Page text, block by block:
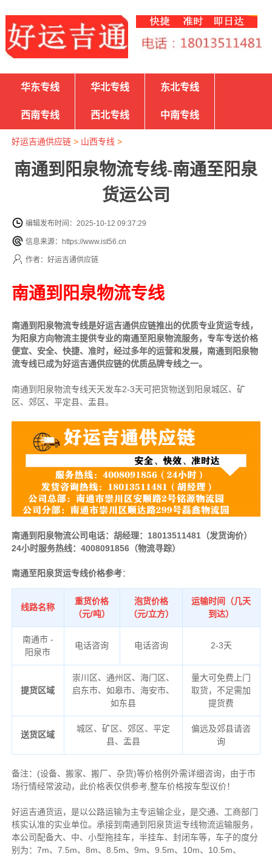
华东专线 华北专线 东北专线
西南专线 西北专线 中南专线
好运吉通供应链> 山西专线 >
南通到阳泉物流专线-南通至阳泉
货运公司
编辑发布时间：2025-10-12 09:37:29
信息来源：https://www.ist56.cn
作者：好运吉通供应链
南通到阳泉物流专线
南通到阳泉物流专线是好运吉通供应链推出的优质专业货运专线，
为阳泉方向物流主提供专业的南通至阳泉物流服务，专车专送价格
便宜、安全、快捷、准时，经过多年的运营和发展，南通到阳泉物
流专线已成为好运吉通供应链的优质品牌专线之一。
南通到阳泉物流专线天天发车2-3天可把货物送到阳泉城区、矿
区、郊区、平定县、盂县。
南通到阳泉物流公司电话：胡经理：18013511481（发货询价）
24小时服务热线：4008091856（物流寻踪）
南通至阳泉货运专线价格参考：
线路名称
重货价格
（元/吨）
泡货价格
（元/立方）
运输时间（几天
到达）
南通市 -
阳泉市
电话咨询 电话咨询 2-3天
提货区域
崇川区、通州区、海门区、
启东市、如皋市、海安市、
如东县
量大可免费上门
取货，不足需加
提货费
送货区域
城区、矿区、郊区、平定
县、盂县
偏远及郊县请咨
询
备注： (设备、搬家、搬厂、杂货)等价格例外需详细咨询，由于市
场行情经常波动，此价格表仅供参考,整车价格按车型议价！
好运吉通货运，是以公路运输为主专运输企业，是交通、工商部门
核实认准的实业单位。承接到南通到阳泉货运专线物流运输服务，
本公司配备大、中、小型拖挂车，半挂车、封闭车等，车子的度分
别为：7m、7.5m、8m、8.5m、9m、9.5m、10m、10.5m、